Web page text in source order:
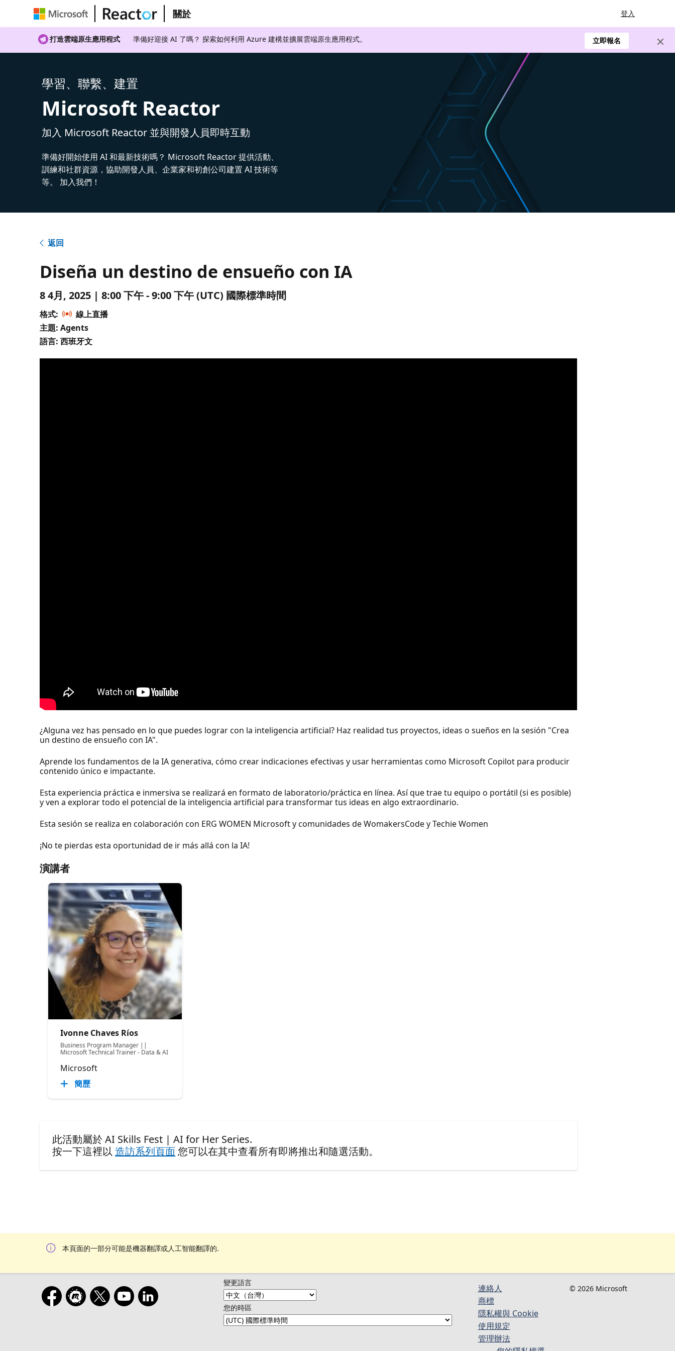
關於 登入
打造雲端原生應用程式 準備好迎接 AI 了嗎？ 探索如何利用 Azure 建構並擴展雲端原生應用程式。 立即報名
學習、聯繫、建置
Microsoft Reactor
加入 Microsoft Reactor 並與開發人員即時互動
準備好開始使用 AI 和最新技術嗎？ Microsoft Reactor 提供活動、
訓練和社群資源，協助開發人員、企業家和初創公司建置 AI 技術等
等。 加入我們！
返回
Diseña un destino de ensueño con IA
8 4月, 2025 | 8:00 下午 - 9:00 下午 (UTC) 國際標準時間
格式:
線上直播
主題: Agents
語言: 西班牙文
¿Alguna vez has pensado en lo que puedes lograr con la inteligencia artificial? Haz realidad tus proyectos, ideas o sueños en la sesión "Crea
un destino de ensueño con IA".
Aprende los fundamentos de la IA generativa, cómo crear indicaciones efectivas y usar herramientas como Microsoft Copilot para producir
contenido único e impactante.
Esta experiencia práctica e inmersiva se realizará en formato de laboratorio/práctica en línea. Así que trae tu equipo o portátil (si es posible)
y ven a explorar todo el potencial de la inteligencia artificial para transformar tus ideas en algo extraordinario.
Esta sesión se realiza en colaboración con ERG WOMEN Microsoft y comunidades de WomakersCode y Techie Women
¡No te pierdas esta oportunidad de ir más allá con la IA!
演講者
Ivonne Chaves Ríos
Business Program Manager ||
Microsoft Technical Trainer - Data & AI
Microsoft
簡歷
此活動屬於 AI Skills Fest | AI for Her Series.
按一下這裡以造訪系列頁面 您可以在其中查看所有即將推出和隨選活動。
本頁面的一部分可能是機器翻譯或人工智能翻譯的.
變更語言
您的時區
連絡人​​
商標
隱私權與 Cookie
使用規定
管理辦法
© 2026 Microsoft